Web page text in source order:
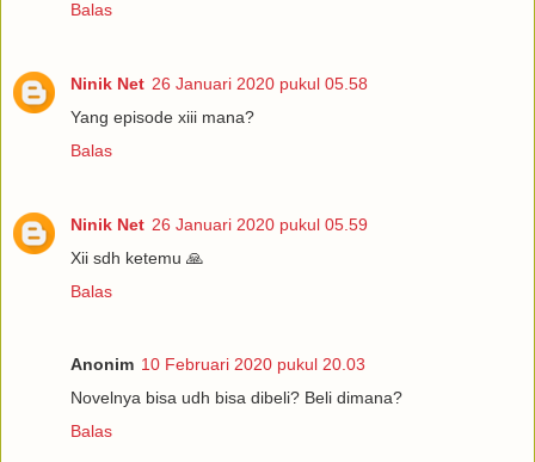
Balas
Ninik Net 26 Januari 2020 pukul 05.58
Yang episode xiii mana?
Balas
Ninik Net 26 Januari 2020 pukul 05.59
Xii sdh ketemu 🙏
Balas
Anonim 10 Februari 2020 pukul 20.03
Novelnya bisa udh bisa dibeli? Beli dimana?
Balas